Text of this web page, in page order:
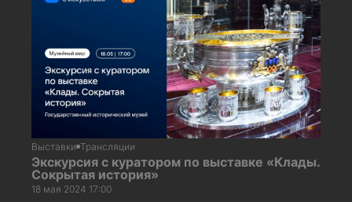
Выставки Трансляции
Экскурсия с куратором по выставке «Клады.
Сокрытая история»
18 мая 2024 17:00